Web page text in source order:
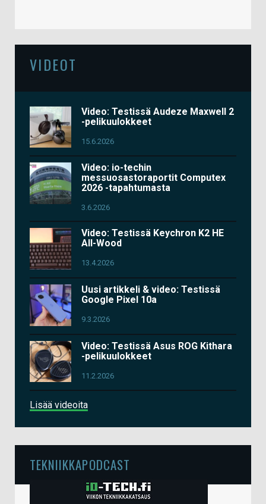
VIDEOT
Video: Testissä Audeze Maxwell 2
-pelikuulokkeet
15.6.2026
Video: io-techin
messuosastoraportit Computex
2026 -tapahtumasta
3.6.2026
Video: Testissä Keychron K2 HE
All-Wood
13.4.2026
Uusi artikkeli & video: Testissä
Google Pixel 10a
9.3.2026
Video: Testissä Asus ROG Kithara
-pelikuulokkeet
11.2.2026
Lisää videoita
TEKNIIKKAPODCAST